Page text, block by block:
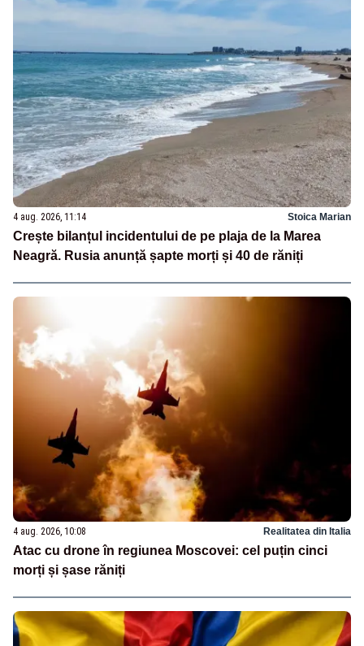
4 aug. 2026, 11:14 Stoica Marian
Crește bilanțul incidentului de pe plaja de la Marea
Neagră. Rusia anunță șapte morți și 40 de răniți
4 aug. 2026, 10:08 Realitatea din Italia
Atac cu drone în regiunea Moscovei: cel puțin cinci
morți și șase răniți